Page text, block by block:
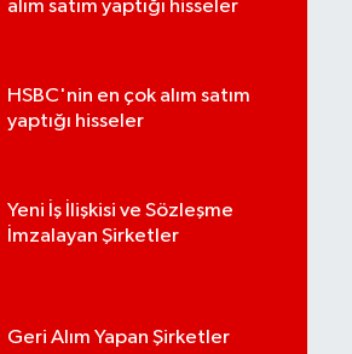
alım satım yaptığı hisseler
HSBC'nin en çok alım satım
yaptığı hisseler
Yeni İş İlişkisi ve Sözleşme
İmzalayan Şirketler
Geri Alım Yapan Şirketler